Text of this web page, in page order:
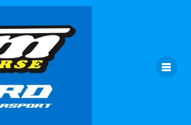
Skip
content